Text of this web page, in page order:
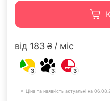
від 183 ₴ / міс
3 3 3
Ціна та наявність актуальні на